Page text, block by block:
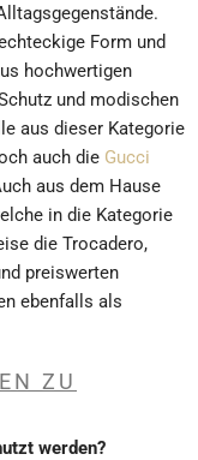
Form und
hochwertigen
und modischen
aus dieser Kategorie
auch die Gucci
aus dem Hause
in die Kategorie
die Trocadero,
preiswerten
ebenfalls als
ZU
werden?